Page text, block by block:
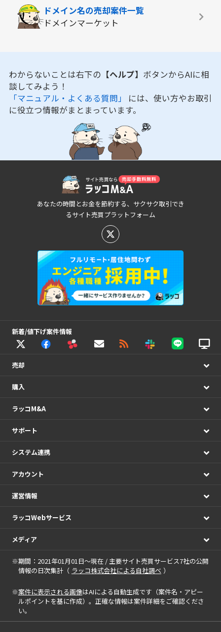
ドメイン名の売却案件一覧
ドメインマーケット
わからないことは右下の 【ヘルプ】 ボタンからAIに相
談してみよう！
「マニュアル・よくある質問」 には、使い方やお取引
に役立つ情報がまとまっています。
あなたの時間とお金を節約する、サクサク取引でき
るサイト売買プラットフォーム
新着/値下げ案件情報
売却
購入
ラッコM&A
サポート
システム連携
アカウント
運営情報
ラッコWebサービス
メディア
※期間：2021年01月01日～現在 / 主要サイト売買サービス7社の公開
情報の日次集計（ ラッコ株式会社による自社調べ ）
※案件に表示される画像はAIによる自動生成です（案件名・アピー
ルポイントを基に作成）。正確な情報は案件詳細をご確認くださ
い。